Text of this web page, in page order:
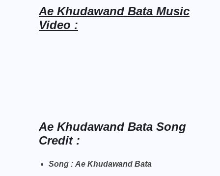
Ae Khudawand Bata Music
Video :
Ae Khudawand Bata Song
Credit :
Song : Ae Khudawand Bata